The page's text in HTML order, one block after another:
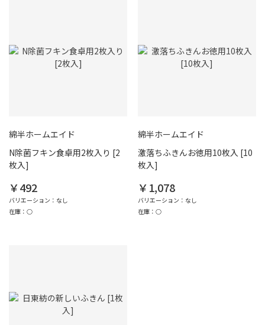
綿半ホームエイド
N除菌フキン食卓用2枚入り [2
枚入]
￥492
バリエーション：なし
在庫：○
綿半ホームエイド
激落ちふきんお徳用10枚入 [10
枚入]
￥1,078
バリエーション：なし
在庫：○